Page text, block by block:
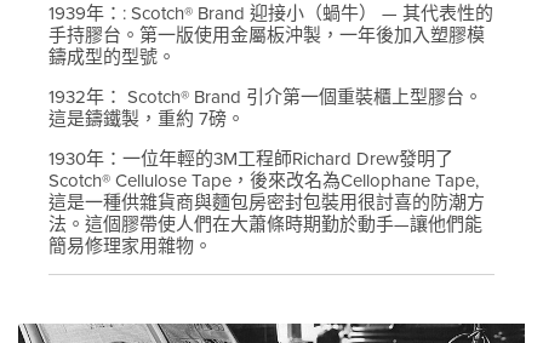
1939年：: Scotch® Brand 迎接小（蝸牛） — 其代表性的
手持膠台。第一版使用金屬板沖製，一年後加入塑膠模
鑄成型的型號。
1932年： Scotch® Brand 引介第一個重裝櫃上型膠台。
這是鑄鐵製，重約 7磅。
1930年：一位年輕的3M工程師Richard Drew發明了
Scotch® Cellulose Tape，後來改名為Cellophane Tape,
這是一種供雜貨商與麵包房密封包裝用很討喜的防潮方
法。這個膠帶使人們在大蕭條時期勤於動手—讓他們能
簡易修理家用雜物。